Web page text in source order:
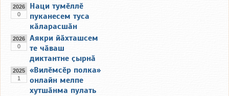
2026
0
Наци тумӗллӗ
пуканесем туса
кӑларасшӑн
2026
0
Аякри йӑхташсем
те чӑваш
диктантне ҫырнӑ
2025
1
«Вилӗмсӗр полка»
онлайн мелпе
хутшӑнма пулать